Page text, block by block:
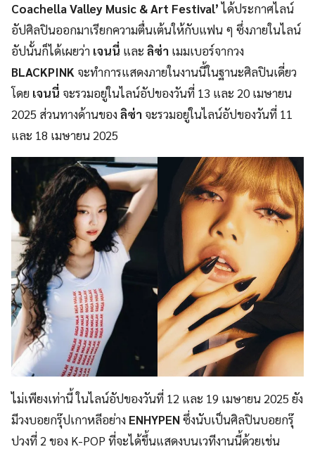
Coachella Valley Music & Art Festival’ได้ประกาศไลน์
อัปศิลปินออกมาเรียกความตื่นเต้นให้กับแฟน ๆ ซึ่งภายในไลน์
อัปนั้นก็ได้เผยว่า เจนนี่ และ ลิซ่า เมมเบอร์จากวง
BLACKPINK จะทำการแสดงภายในงานนี้ในฐานะศิลปินเดี่ยว
โดย เจนนี่ จะรวมอยู่ในไลน์อัปของวันที่ 13 และ 20 เมษายน
2025 ส่วนทางด้านของลิซ่า จะรวมอยู่ในไลน์อัปของวันที่ 11
และ 18 เมษายน 2025
ไม่เพียงเท่านี้ ในไลน์อัปของวันที่ 12 และ 19 เมษายน 2025 ยัง
มีวงบอยกรุ๊ปเกาหลีอย่าง ENHYPENซึ่งนับเป็นศิลปินบอยกรุ๊
ปวงที่ 2 ของ K-POP ที่จะได้ขึ้นแสดงบนเวทีงานนี้ด้วยเช่น